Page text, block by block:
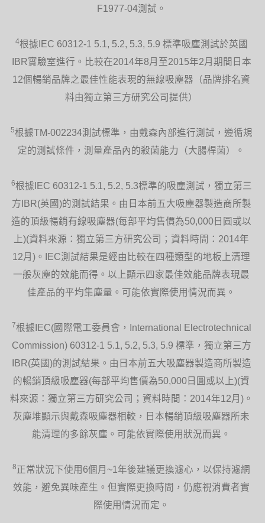
F1977-04測試。
4根據IEC 60312-1 5.1, 5.2, 5.3, 5.9 標準吸塵測試於英國
IBR實驗室進行。比較在2014年8月至2015年2月期間日本
12個暢銷品牌之最佳性能表現的無線吸塵器（品牌排名資
料由獨立第三方研究公司提供）
5根據TM-002234測試標準，由戴森內部進行測試，遵循規
定的測試條件，測量產品內的殺菌能力（大腸桿菌）。
6根據IEC 60312-1 5.1, 5.2, 5.3標準的吸塵測試，獨立第三
方IBR(英國)的測試結果。由日本前五大吸塵器製造商所製
造的頂級暢銷有線吸塵器(每部平均售價為50,000日圓或以
上)(資料來源：獨立第三方研究公司；資料時間：2014年
12月)。IEC測試結果是經由比較在四種類型的地板上清理
一般灰塵的效能而得。以上顯示四家最佳效能品牌表現最
佳產品的平均集塵量。可能依實際使用情況而異。
7根據IEC(國際電工委員會，International Electrotechnical
Commission) 60312-1 5.1, 5.2, 5.3, 5.9 標準，獨立第三方
IBR(英國)的測試結果。由日本前五大吸塵器製造商所製造
的暢銷頂級吸塵器(每部平均售價為50,000日圓或以上)(資
料來源：獨立第三方研究公司；資料時間：2014年12月)。
灰塵堆顯示與戴森吸塵器相較，日本暢銷頂級吸塵器所未
能清理的多餘灰塵。可能依實際使用狀況而異。
8正常狀況下使用6個月~1年後建議更換濾心，以保持濾網
效能，避免異味產生。但實際更換時間，仍應視消費者實
際使用情況而定。